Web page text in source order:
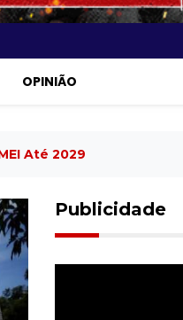
OPINIÃO
Até 2029
Publicidade